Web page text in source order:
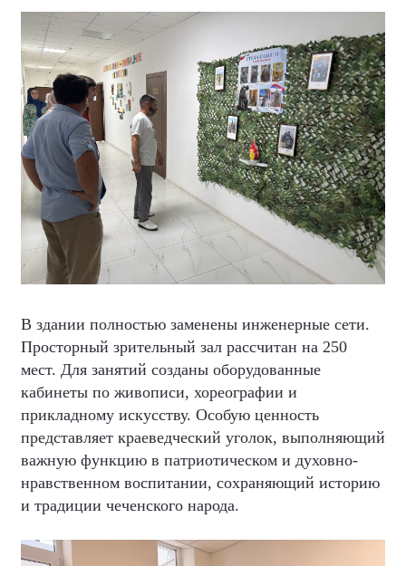
В здании полностью заменены инженерные сети.
Просторный зрительный зал рассчитан на 250
мест. Для занятий созданы оборудованные
кабинеты по живописи, хореографии и
прикладному искусству. Особую ценность
представляет краеведческий уголок, выполняющий
важную функцию в патриотическом и духовно-
нравственном воспитании, сохраняющий историю
и традиции чеченского народа.